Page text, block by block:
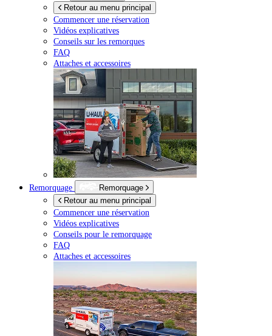
Retour au menu principal
Commencer une réservation
Vidéos explicatives
Conseils sur les remorques
FAQ
Attaches et accessoires
Remorquage
Remorquage
Retour au menu principal
Commencer une réservation
Vidéos explicatives
Conseils pour le remorquage
FAQ
Attaches et accessoires